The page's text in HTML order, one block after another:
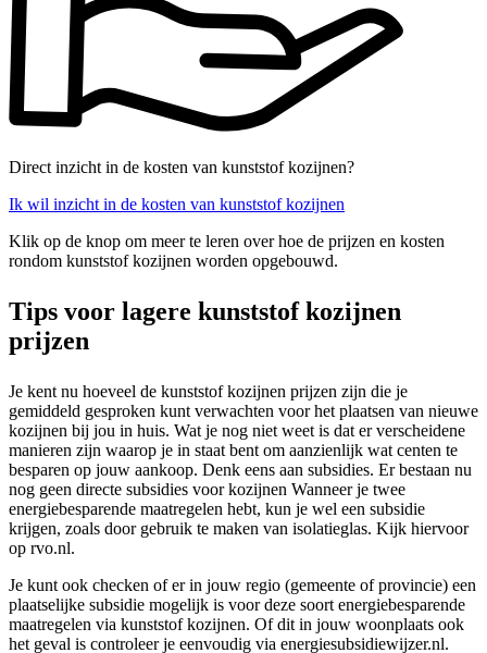
Direct inzicht in de kosten van kunststof kozijnen?
Ik wil inzicht in de kosten van kunststof kozijnen
Klik op de knop om meer te leren over hoe de prijzen en kosten
rondom kunststof kozijnen worden opgebouwd.
Tips voor lagere kunststof kozijnen
prijzen
Je kent nu hoeveel de kunststof kozijnen prijzen zijn die je
gemiddeld gesproken kunt verwachten voor het plaatsen van nieuwe
kozijnen bij jou in huis. Wat je nog niet weet is dat er verscheidene
manieren zijn waarop je in staat bent om aanzienlijk wat centen te
besparen op jouw aankoop. Denk eens aan subsidies. Er bestaan nu
nog geen directe subsidies voor kozijnen Wanneer je twee
energiebesparende maatregelen hebt, kun je wel een subsidie
krijgen, zoals door gebruik te maken van isolatieglas. Kijk hiervoor
op rvo.nl.
Je kunt ook checken of er in jouw regio (gemeente of provincie) een
plaatselijke subsidie mogelijk is voor deze soort energiebesparende
maatregelen via kunststof kozijnen. Of dit in jouw woonplaats ook
het geval is controleer je eenvoudig via energiesubsidiewijzer.nl.